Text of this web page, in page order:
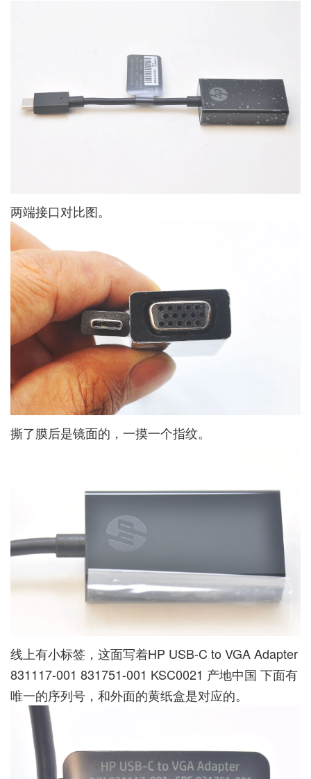
两端接口对比图。
撕了膜后是镜面的，一摸一个指纹。
线上有小标签，这面写着HP USB-C to VGA Adapter
831117-001 831751-001 KSC0021 产地中国 下面有
唯一的序列号，和外面的黄纸盒是对应的。